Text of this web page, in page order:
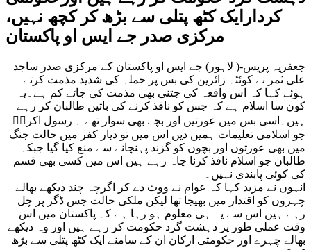
کردارایک کٹھ پتلی سے بڑھ کر کچھ نہیں،
مرکزی صدر جے ایس او پاکستان
جعفریہ پریس-( لاہور) جے ایس او پاکستان کے مرکزی صدر ساجد
علی ثمر نے کوئٹہ زائرین کی بس پر حملہ کی شدید مذمت کرتے
ہوئے کہا کہ اس واقعہ کی جتنی بھی مذمت کی جائے کم ہے۔یہ
کون سا اسلام ہے کہ جس کو نافذ کرنے کی باتیں طالبان کر رہے
ہیں۔اسی بس میں عورتیں اور بچے بھی سوار تھے ۔ رسول اکرمؐ
جو اسلامی تعلیمات ہمیں دیں اس میں تو دیار کفر میں حالت جنگ
میں بھی عورتوں اور بچوں کو گزند پہنچانے سے منع کیا گیا جبکہ
طالبان جو اسلام نافذ کرنا چاہ رہے ہیں اس میں کسی بھی قسم
کی کوئی پابندی نہیں۔
انہوں نے مزید کہا کہ عوام نے ووٹ دے کر اگرچہ چند دیکھے بھالے
چہروں کو اقتدار میں بھیجا تھا لیکن ملکی حالت جس ڈگر پر چل
رہے ہیں اس سے یہ ہی معلوم ہو رہا ہے کہ پاکستان میں اس
وقت عملی طور پر دہشت گرد حکومت کر رہے ہیں اور وہ دیکھے
بھالے چہرے اور حکومتی ارکان ان کے سامنے ایک کٹھ پتلی سے بڑھ